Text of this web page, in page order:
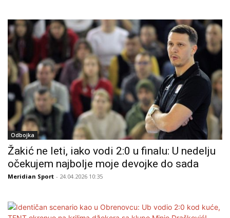
Odbojka
Žakić ne leti, iako vodi 2:0 u finalu: U nedelju
očekujem najbolje moje devojke do sada
Meridian Sport - 24.04.2026 10:35